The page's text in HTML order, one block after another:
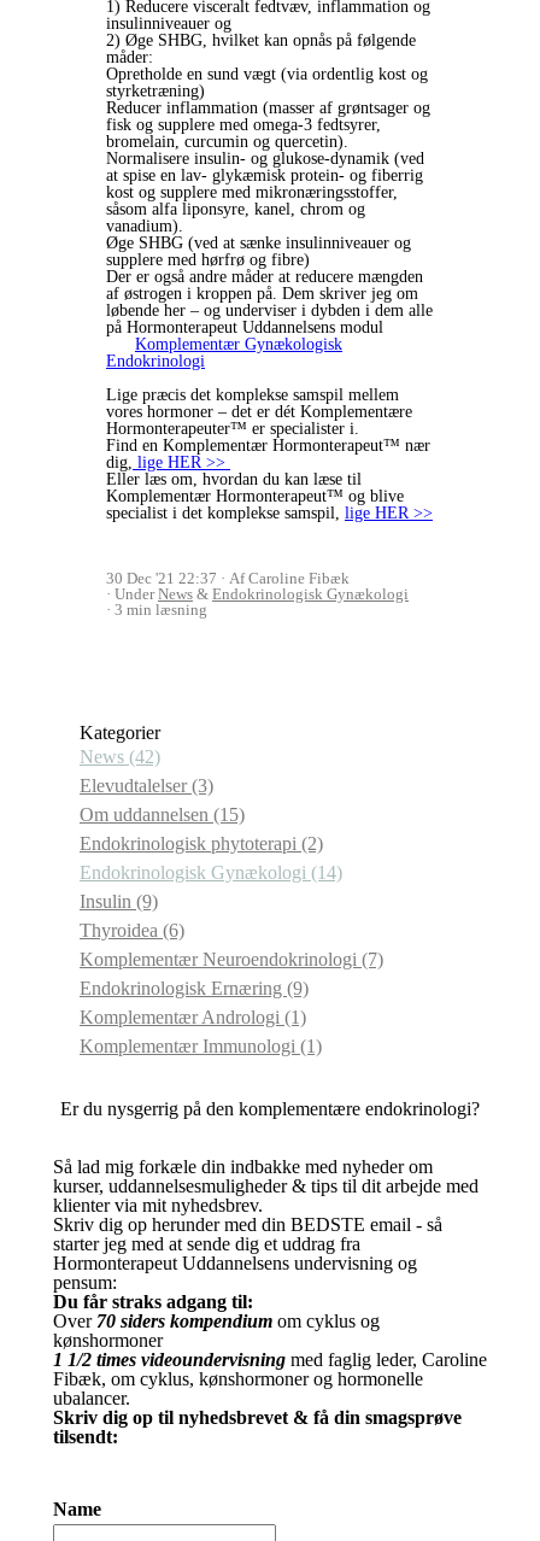
1) Reducere visceralt fedtvæv, inflammation og
insulinniveauer og
2) Øge SHBG, hvilket kan opnås på følgende
måder:
Opretholde en sund vægt (via ordentlig kost og
styrketræning)
Reducer inflammation (masser af grøntsager og
fisk og supplere med omega-3 fedtsyrer,
bromelain, curcumin og quercetin).
Normalisere insulin- og glukose-dynamik (ved
at spise en lav- glykæmisk protein- og fiberrig
kost og supplere med mikronæringsstoffer,
såsom alfa liponsyre, kanel, chrom og
vanadium).
Øge SHBG (ved at sænke insulinniveauer og
supplere med hørfrø og fibre)
Der er også andre måder at reducere mængden
af østrogen i kroppen på. Dem skriver jeg om
løbende her – og underviser i dybden i dem alle
på Hormonterapeut Uddannelsens modul
Komplementær Gynækologisk
Endokrinologi
Lige præcis det komplekse samspil mellem
vores hormoner – det er dét Komplementære
Hormonterapeuter™️ er specialister i.
Find en Komplementær Hormonterapeut™️ nær
dig, lige HER >>
Eller læs om, hvordan du kan læse til
Komplementær Hormonterapeut™️ og blive
specialist i det komplekse samspil, lige HER >>
30 Dec '21 22:37
Af Caroline Fibæk
UnderNews & Endokrinologisk Gynækologi
3 min læsning
Kategorier
News (42)
Elevudtalelser(3)
Om uddannelsen (15)
Endokrinologisk phytoterapi (2)
Endokrinologisk Gynækologi (14)
Insulin (9)
Thyroidea (6)
Komplementær Neuroendokrinologi (7)
Endokrinologisk Ernæring (9)
Komplementær Andrologi (1)
Komplementær Immunologi (1)
Er du nysgerrig på den komplementære endokrinologi?
Så lad mig forkæle din indbakke med nyheder om
kurser, uddannelsesmuligheder & tips til dit arbejde med
klienter via mit nyhedsbrev.
Skriv dig op herunder med din BEDSTE email - så
starter jeg med at sende dig et uddrag fra
Hormonterapeut Uddannelsens undervisning og
pensum:
Du får straks adgang til:
Over 70 siders kompendium om cyklus og
kønshormoner
1 1/2 times videoundervisning med faglig leder, Caroline
Fibæk, om cyklus, kønshormoner og hormonelle
ubalancer.
Skriv dig op til nyhedsbrevet & få din smagsprøve
tilsendt:
Name